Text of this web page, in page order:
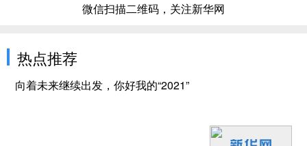
微信扫描二维码，关注新华网
热点推荐
向着未来继续出发，你好我的“2021”